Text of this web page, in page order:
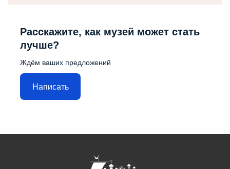
Расскажите, как музей может стать
лучше?
Ждём ваших предложений
Написать